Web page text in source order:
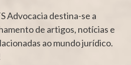
Advocacia destina-se a
de artigos, notícias e
ao mundo jurídico.